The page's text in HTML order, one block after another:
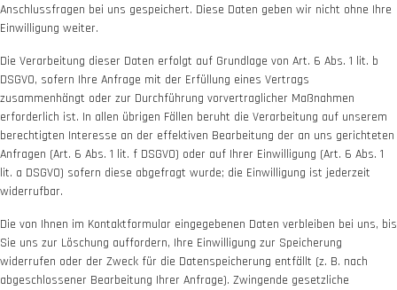
Anschlussfragen bei uns gespeichert. Diese Daten geben wir nicht ohne Ihre
Einwilligung weiter.
Die Verarbeitung dieser Daten erfolgt auf Grundlage von Art. 6 Abs. 1 lit. b
DSGVO, sofern Ihre Anfrage mit der Erfüllung eines Vertrags
zusammenhängt oder zur Durchführung vorvertraglicher Maßnahmen
erforderlich ist. In allen übrigen Fällen beruht die Verarbeitung auf unserem
berechtigten Interesse an der effektiven Bearbeitung der an uns gerichteten
Anfragen (Art. 6 Abs. 1 lit. f DSGVO) oder auf Ihrer Einwilligung (Art. 6 Abs. 1
lit. a DSGVO) sofern diese abgefragt wurde; die Einwilligung ist jederzeit
widerrufbar.
Die von Ihnen im Kontaktformular eingegebenen Daten verbleiben bei uns, bis
Sie uns zur Löschung auffordern, Ihre Einwilligung zur Speicherung
widerrufen oder der Zweck für die Datenspeicherung entfällt (z. B. nach
abgeschlossener Bearbeitung Ihrer Anfrage). Zwingende gesetzliche